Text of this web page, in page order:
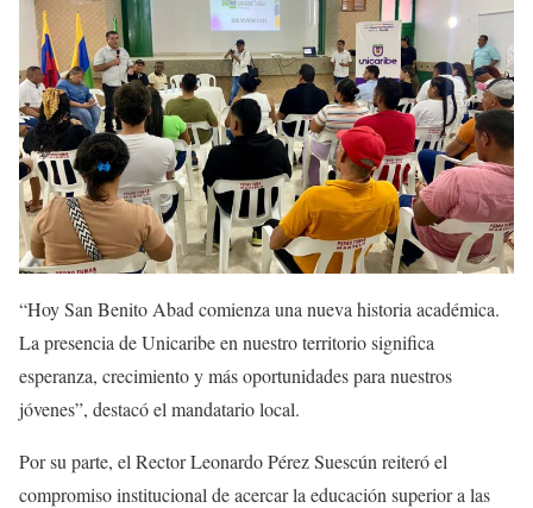
“Hoy San Benito Abad comienza una nueva historia académica.
La presencia de Unicaribe en nuestro territorio significa
esperanza, crecimiento y más oportunidades para nuestros
jóvenes”, destacó el mandatario local.
Por su parte, el Rector Leonardo Pérez Suescún reiteró el
compromiso institucional de acercar la educación superior a las